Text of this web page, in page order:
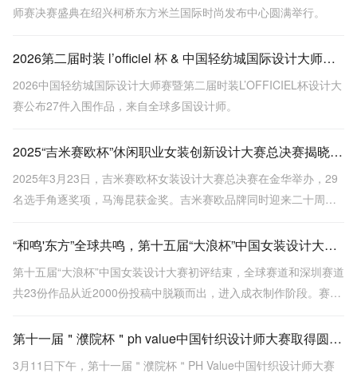
师赛决赛盛典在绍兴柯桥东方米兰国际时尚发布中心圆满举行。
2026第二届时装 l’officiel 杯 & 中国轻纺城国际设计大师赛入围效果图揭晓，新锐设计实力亮相！
2026中国轻纺城国际设计大师赛暨第二届时装L’OFFICIEL杯设计大
赛公布27件入围作品，来自全球多国设计师。
2025“吉米赛欧杯”休闲职业女装创新设计大赛总决赛揭晓，马海昆荣获金奖
2025年3月23日，吉米赛欧杯女装设计大赛总决赛在金华举办，29
名选手角逐奖项，马海昆获金奖。吉米赛欧品牌同时迎来二十周年
“和鸣'东方”全球共鸣，第十五届“大浪杯”中国女装设计大赛初评落幕，23强入围决赛
第十五届“大浪杯”中国女装设计大赛初评结束，全球赛道和深圳赛道
共23份作品从近2000份投稿中脱颖而出，进入成衣制作阶段。赛事
东方美学与当代设计的融合。
第十一届＂濮院杯＂ph value中国针织设计师大赛取得圆满成功！
3月11日下午，第十一届＂濮院杯＂PH Value中国针织设计师大赛